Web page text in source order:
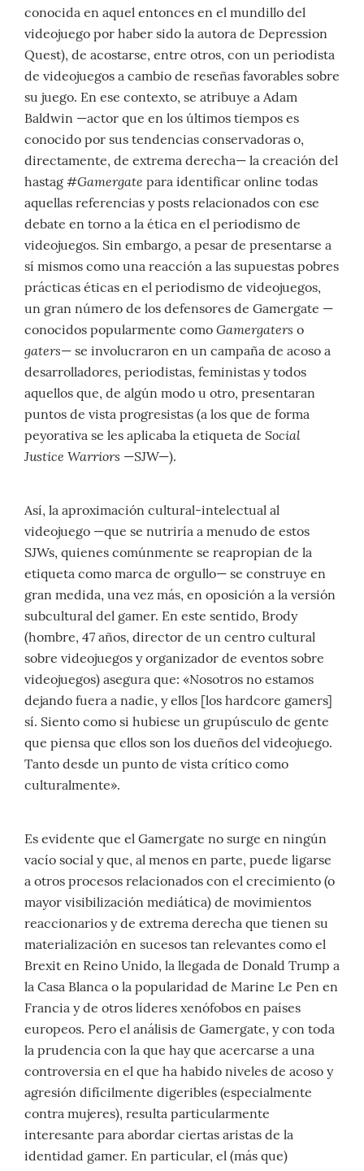
conocida en aquel entonces en el mundillo del
videojuego por haber sido la autora de Depression
Quest), de acostarse, entre otros, con un periodista
de videojuegos a cambio de reseñas favorables sobre
su juego. En ese contexto, se atribuye a Adam
Baldwin —actor que en los últimos tiempos es
conocido por sus tendencias conservadoras o,
directamente, de extrema derecha— la creación del
hastag #Gamergate para identificar online todas
aquellas referencias y posts relacionados con ese
debate en torno a la ética en el periodismo de
videojuegos. Sin embargo, a pesar de presentarse a
sí mismos como una reacción a las supuestas pobres
prácticas éticas en el periodismo de videojuegos,
un gran número de los defensores de Gamergate —
conocidos popularmente como Gamergaters o
gaters— se involucraron en un campaña de acoso a
desarrolladores, periodistas, feministas y todos
aquellos que, de algún modo u otro, presentaran
puntos de vista progresistas (a los que de forma
peyorativa se les aplicaba la etiqueta de Social
Justice Warriors —SJW—).
Así, la aproximación cultural-intelectual al
videojuego —que se nutriría a menudo de estos
SJWs, quienes comúnmente se reapropian de la
etiqueta como marca de orgullo— se construye en
gran medida, una vez más, en oposición a la versión
subcultural del gamer. En este sentido, Brody
(hombre, 47 años, director de un centro cultural
sobre videojuegos y organizador de eventos sobre
videojuegos) asegura que: «Nosotros no estamos
dejando fuera a nadie, y ellos [los hardcore gamers]
sí. Siento como si hubiese un grupúsculo de gente
que piensa que ellos son los dueños del videojuego.
Tanto desde un punto de vista crítico como
culturalmente».
Es evidente que el Gamergate no surge en ningún
vacío social y que, al menos en parte, puede ligarse
a otros procesos relacionados con el crecimiento (o
mayor visibilización mediática) de movimientos
reaccionarios y de extrema derecha que tienen su
materialización en sucesos tan relevantes como el
Brexit en Reino Unido, la llegada de Donald Trump a
la Casa Blanca o la popularidad de Marine Le Pen en
Francia y de otros líderes xenófobos en países
europeos. Pero el análisis de Gamergate, y con toda
la prudencia con la que hay que acercarse a una
controversia en el que ha habido niveles de acoso y
agresión difícilmente digeribles (especialmente
contra mujeres), resulta particularmente
interesante para abordar ciertas aristas de la
identidad gamer. En particular, el (más que)